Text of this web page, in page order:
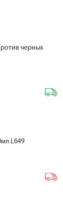
черных
L649